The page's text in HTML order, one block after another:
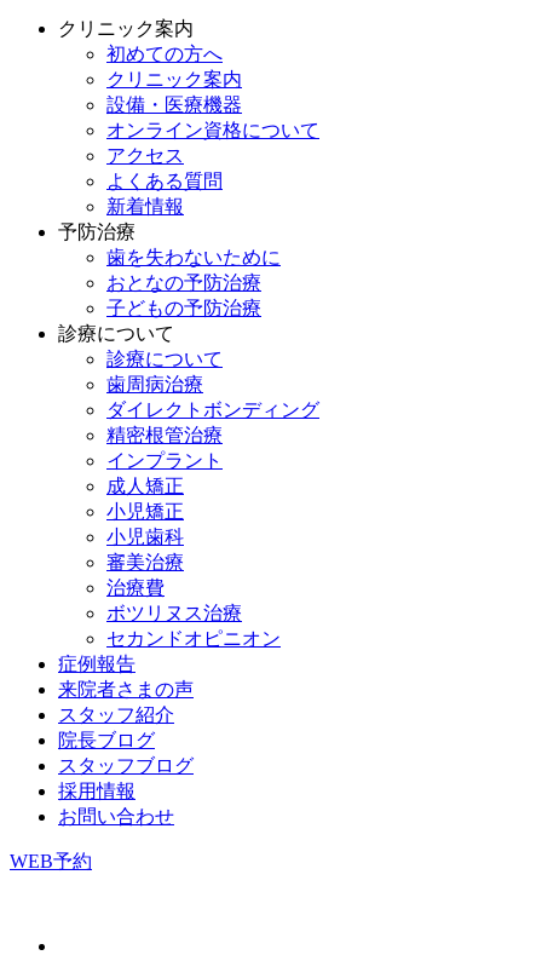
クリニック案内
初めての方へ
クリニック案内
設備・医療機器
オンライン資格について
アクセス
よくある質問
新着情報
予防治療
歯を失わないために
おとなの予防治療
子どもの予防治療
診療について
診療について
歯周病治療
ダイレクトボンディング
精密根管治療
インプラント
成人矯正
小児矯正
小児歯科
審美治療
治療費
ボツリヌス治療
セカンドオピニオン
症例報告
来院者さまの声
スタッフ紹介
院長ブログ
スタッフブログ
採用情報
お問い合わせ
WEB予約